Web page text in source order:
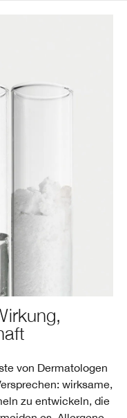
von Dermatologen
wirksame,
zu entwickeln, die